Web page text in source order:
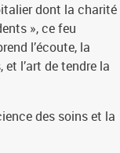
dont la charité
», ce feu
l’écoute, la
l’art de tendre la
des soins et la